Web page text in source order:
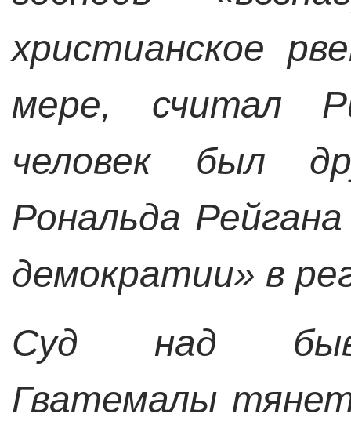
христианское
мере, считал
человек был
Рональда
демократии» в
Суд над
Гватемалы